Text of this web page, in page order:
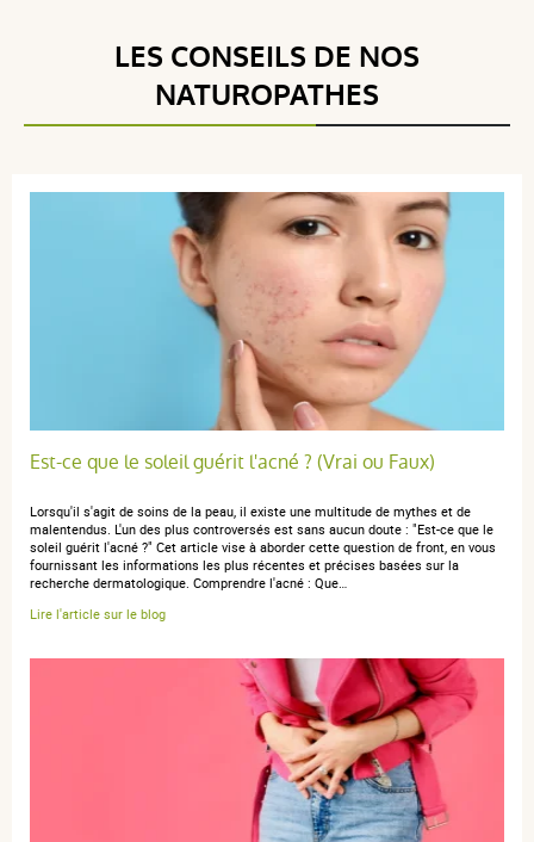
4 étoiles
3 étoiles
0
Trier l'affichage des avis
publié le 01 avril 2019 suite à une commande du 03
5 / 5
ravi de mon choix!
LES CONSEILS DE NOS
NATUROPATHES
Est-ce que le soleil guérit l'acné ? (Vrai ou Faux)
Lorsqu'il s'agit de soins de la peau, il existe une multitude de mythes et de
malentendus. L'un des plus controversés est sans aucun doute : "Est-ce que le
soleil guérit l'acné ?" Cet article vise à aborder cette question de front, en vous
fournissant les informations les plus récentes et précises basées sur la
recherche dermatologique. Comprendre l'acné : Que…
Lire l'article sur le blog